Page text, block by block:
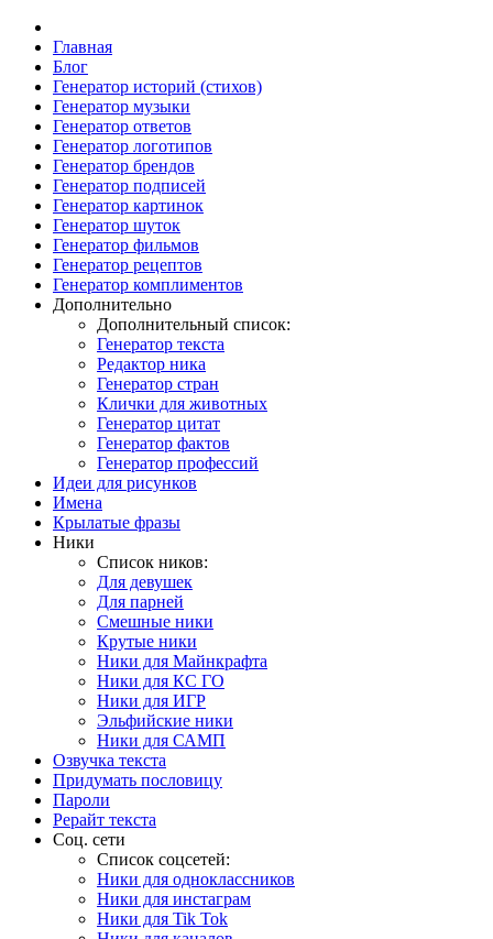
Главная
Блог
Генератор историй (стихов)
Генератор музыки
Генератор ответов
Генератор логотипов
Генератор брендов
Генератор подписей
Генератор картинок
Генератор шуток
Генератор фильмов
Генератор рецептов
Генератор комплиментов
Дополнительно
Дополнительный список:
Генератор текста
Редактор ника
Генератор стран
Клички для животных
Генератор цитат
Генератор фактов
Генератор профессий
Идеи для рисунков
Имена
Крылатые фразы
Ники
Список ников:
Для девушек
Для парней
Смешные ники
Крутые ники
Ники для Майнкрафта
Ники для КС ГО
Ники для ИГР
Эльфийские ники
Ники для САМП
Озвучка текста
Придумать пословицу
Пароли
Рерайт текста
Соц. сети
Список соцсетей:
Ники для одноклассников
Ники для инстаграм
Ники для Tik Tok